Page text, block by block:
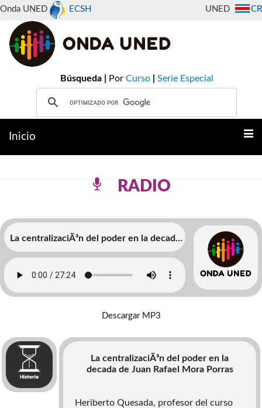
Onda UNED ECSH CR
UNED
Búsqueda | Por Curso Serie Especial
Inicio
RADIO
La centralizaciÃ³n del poder en la decada
de Juan Rafael Mora Porras
Descargar MP3
La centralizaciÃ³n del poder en la
decada de Juan Rafael Mora Porras
Heriberto Quesada, profesor del curso